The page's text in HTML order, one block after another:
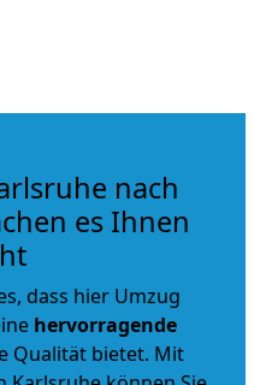
nach
es Ihnen
dass hier Umzug
hervorragende
Qualität bietet. Mit